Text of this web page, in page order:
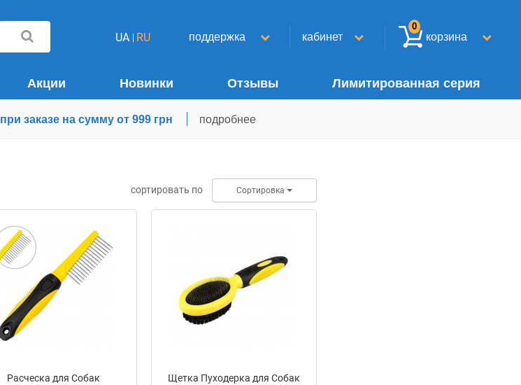
UA RU поддержка кабинет корзина
0
Акции Новинки Отзывы Лимитированная серия
при заказе на сумму от 999 грн подробнее
сортировать по Сортировка
Расческа для Собак
Щетка Пуходерка для Собак